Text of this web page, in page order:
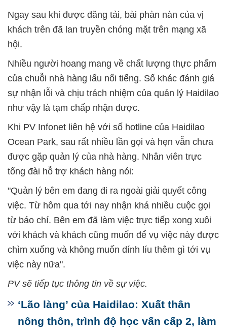
Ngay sau khi được đăng tải, bài phàn nàn của vị
khách trên đã lan truyền chóng mặt trên mạng xã
hội.
Nhiều người hoang mang về chất lượng thực phẩm
của chuỗi nhà hàng lẩu nổi tiếng. Số khác đánh giá
sự nhận lỗi và chịu trách nhiệm của quản lý Haidilao
như vậy là tạm chấp nhận được.
Khi PV Infonet liên hệ với số hotline của Haidilao
Ocean Park, sau rất nhiều lần gọi và hẹn vẫn chưa
được gặp quản lý của nhà hàng. Nhân viên trực
tổng đài hỗ trợ khách hàng nói:
"Quản lý bên em đang đi ra ngoài giải quyết công
việc. Từ hôm qua tới nay nhận khá nhiều cuộc gọi
từ báo chí. Bên em đã làm việc trực tiếp xong xuôi
với khách và khách cũng muốn để vụ việc này được
chìm xuống và không muốn dính líu thêm gì tới vụ
việc này nữa".
PV sẽ tiếp tục thông tin về sự việc.
‘Lão làng’ của Haidilao: Xuất thân
nông thôn, trình độ học vấn cấp 2, làm